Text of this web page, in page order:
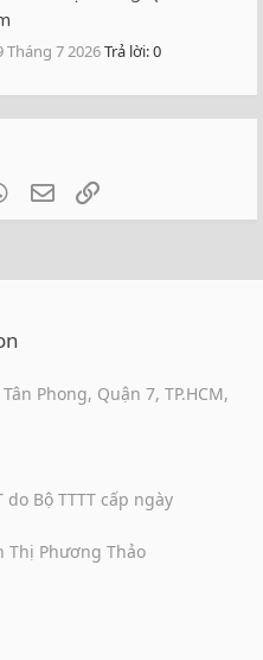
Tháng 7 2026Trả lời: 0
WhatsApp
Email
Phong, Quận 7, TP.HCM,
do Bộ TTTT cấp ngày
Thị Phương Thảo